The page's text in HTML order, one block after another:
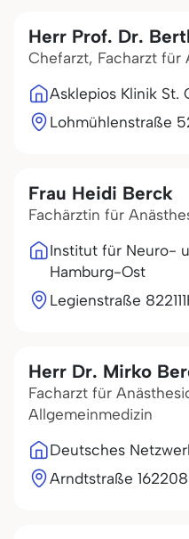
Herr Prof. Dr.
Chefarzt, Facharzt für
Asklepios Klinik St.
Lohmühlenstraße 5
Frau Heidi Berck
Fachärztin für
Institut für Neuro-
Hamburg-Ost
Legienstraße 822111
Herr Dr. Mirko
Facharzt für
Allgemeinmedizin
Deutsches
Arndtstraße 16